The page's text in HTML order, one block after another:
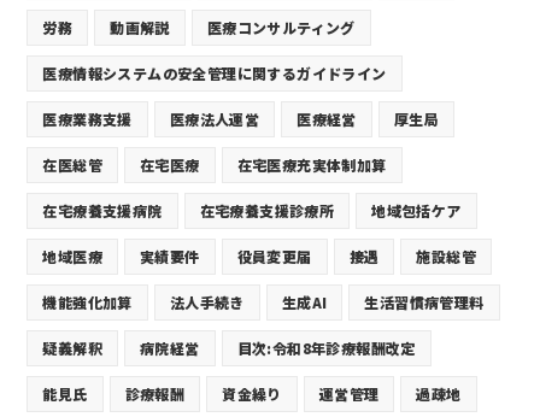
労務 動画解説 医療コンサルティング
医療情報システムの安全管理に関するガイドライン
医療業務支援 医療法人運営 医療経営 厚生局
在医総管 在宅医療 在宅医療充実体制加算
在宅療養支援病院 在宅療養支援診療所 地域包括ケア
地域医療 実績要件 役員変更届 接遇 施設総管
機能強化加算 法人手続き 生成AI 生活習慣病管理料
疑義解釈 病院経営 目次:令和8年診療報酬改定
能見氏 診療報酬 資金繰り 運営管理 過疎地